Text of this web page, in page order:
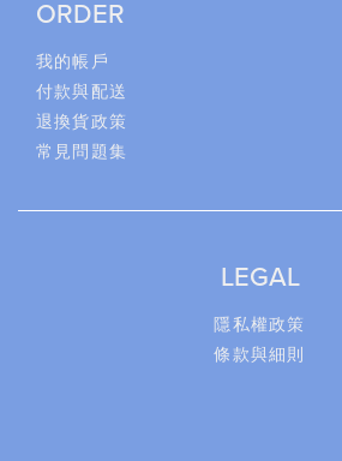
ORDER
我的帳戶
付款與配送
退換貨政策
常見問題集
LEGAL
隱私權政策
條款與細則